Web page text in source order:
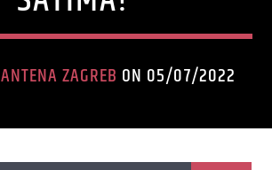
ANTENA ZAGREB ON 05/07/2022